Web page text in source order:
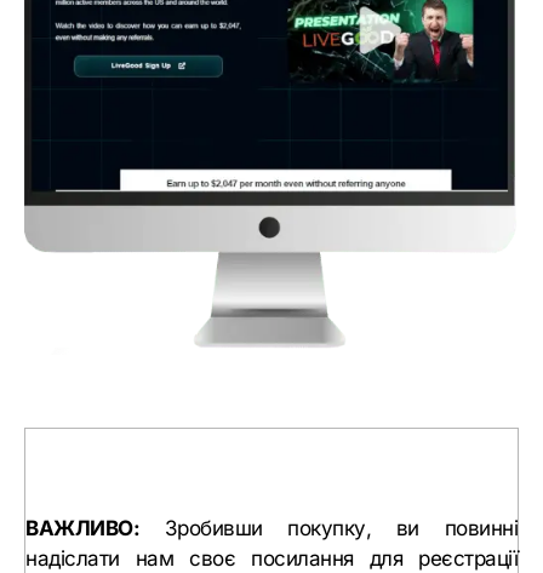
ВАЖЛИВО: Зробивши покупку, ви повинні
надіслати нам своє посилання для реєстрації